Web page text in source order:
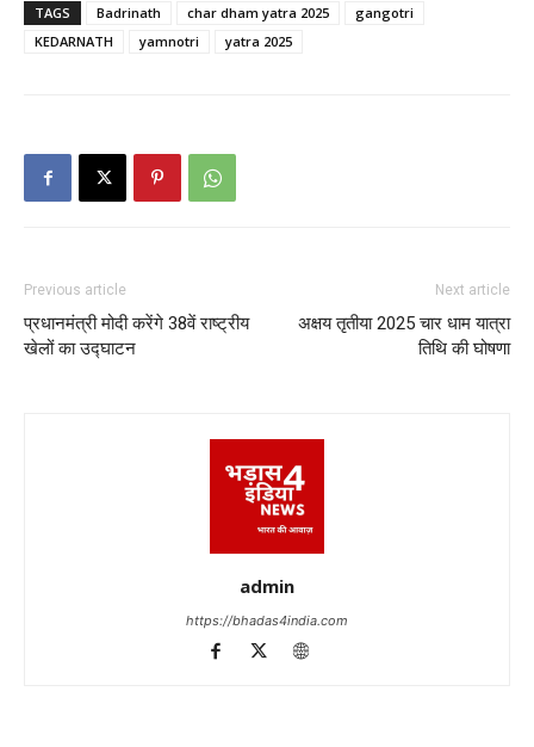
TAGS Badrinath char dham yatra 2025
gangotri
KEDARNATH
yamnotri yatra 2025
Previous article
प्रधानमंत्री मोदी करेंगे 38वें राष्ट्रीय
खेलों का उद्घाटन
Next article
अक्षय तृतीया 2025 चार धाम यात्रा
तिथि की घोषणा
admin
https://bhadas4india.com